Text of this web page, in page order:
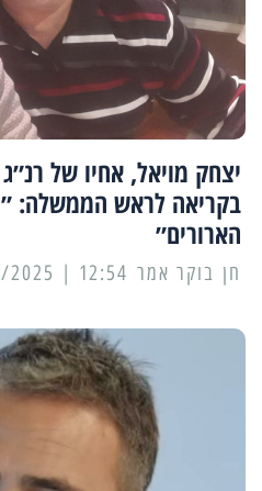
יצחק מויאל, אחיו של רנ״ג
בקריאה לראש הממשלה:
הארורים״
12:54 | 31/03/2025